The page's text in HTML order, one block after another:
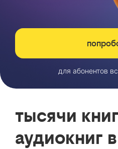
для абонентов
тысячи
аудиокниг в